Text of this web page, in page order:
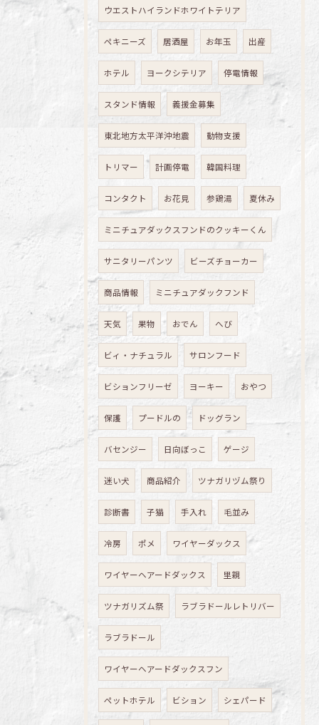
ウエストハイランドホワイトテリア
ペキニーズ 居酒屋 お年玉 出産
ホテル ヨークシテリア 停電情報
スタンド情報 義援金募集
東北地方太平洋沖地震 動物支援
トリマー 計画停電 韓国料理
コンタクト お花見 参鶏湯 夏休み
ミニチュアダックスフンドのクッキーくん
サニタリーパンツ ビーズチョーカー
商品情報 ミニチュアダックフンド
天気 果物 おでん へび
ビィ・ナチュラル サロンフード
ビションフリーゼ ヨーキー おやつ
保護 プードルの ドッグラン
バセンジー 日向ぼっこ ゲージ
迷い犬 商品紹介 ツナガリヅム祭り
診断書 子猫 手入れ 毛並み
冷房 ポメ ワイヤーダックス
ワイヤーヘアードダックス 里親
ツナガリズム祭 ラブラドールレトリバー
ラブラドール
ワイヤーヘアードダックスフン
ペットホテル ビション シェパード